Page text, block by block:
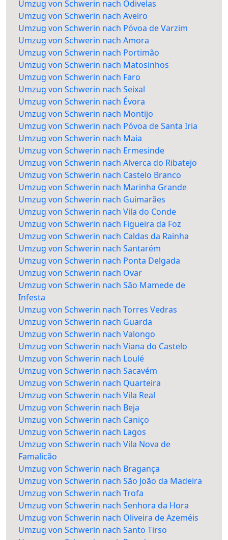
Umzug von Schwerin nach Odivelas
Umzug von Schwerin nach Aveiro
Umzug von Schwerin nach Póvoa de Varzim
Umzug von Schwerin nach Amora
Umzug von Schwerin nach Portimão
Umzug von Schwerin nach Matosinhos
Umzug von Schwerin nach Faro
Umzug von Schwerin nach Seixal
Umzug von Schwerin nach Évora
Umzug von Schwerin nach Montijo
Umzug von Schwerin nach Póvoa de Santa Iria
Umzug von Schwerin nach Maia
Umzug von Schwerin nach Ermesinde
Umzug von Schwerin nach Alverca do Ribatejo
Umzug von Schwerin nach Castelo Branco
Umzug von Schwerin nach Marinha Grande
Umzug von Schwerin nach Guimarães
Umzug von Schwerin nach Vila do Conde
Umzug von Schwerin nach Figueira da Foz
Umzug von Schwerin nach Caldas da Rainha
Umzug von Schwerin nach Santarém
Umzug von Schwerin nach Ponta Delgada
Umzug von Schwerin nach Ovar
Umzug von Schwerin nach São Mamede de
Infesta
Umzug von Schwerin nach Torres Vedras
Umzug von Schwerin nach Guarda
Umzug von Schwerin nach Valongo
Umzug von Schwerin nach Viana do Castelo
Umzug von Schwerin nach Loulé
Umzug von Schwerin nach Sacavém
Umzug von Schwerin nach Quarteira
Umzug von Schwerin nach Vila Real
Umzug von Schwerin nach Beja
Umzug von Schwerin nach Caniço
Umzug von Schwerin nach Lagos
Umzug von Schwerin nach Vila Nova de
Famalicão
Umzug von Schwerin nach Bragança
Umzug von Schwerin nach São João da Madeira
Umzug von Schwerin nach Trofa
Umzug von Schwerin nach Senhora da Hora
Umzug von Schwerin nach Oliveira de Azeméis
Umzug von Schwerin nach Santo Tirso